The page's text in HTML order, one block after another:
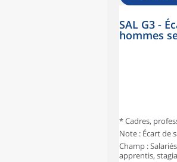
SAL G3 -
hommes
* Cadres,
Note : Écart de
Champ :
apprentis,